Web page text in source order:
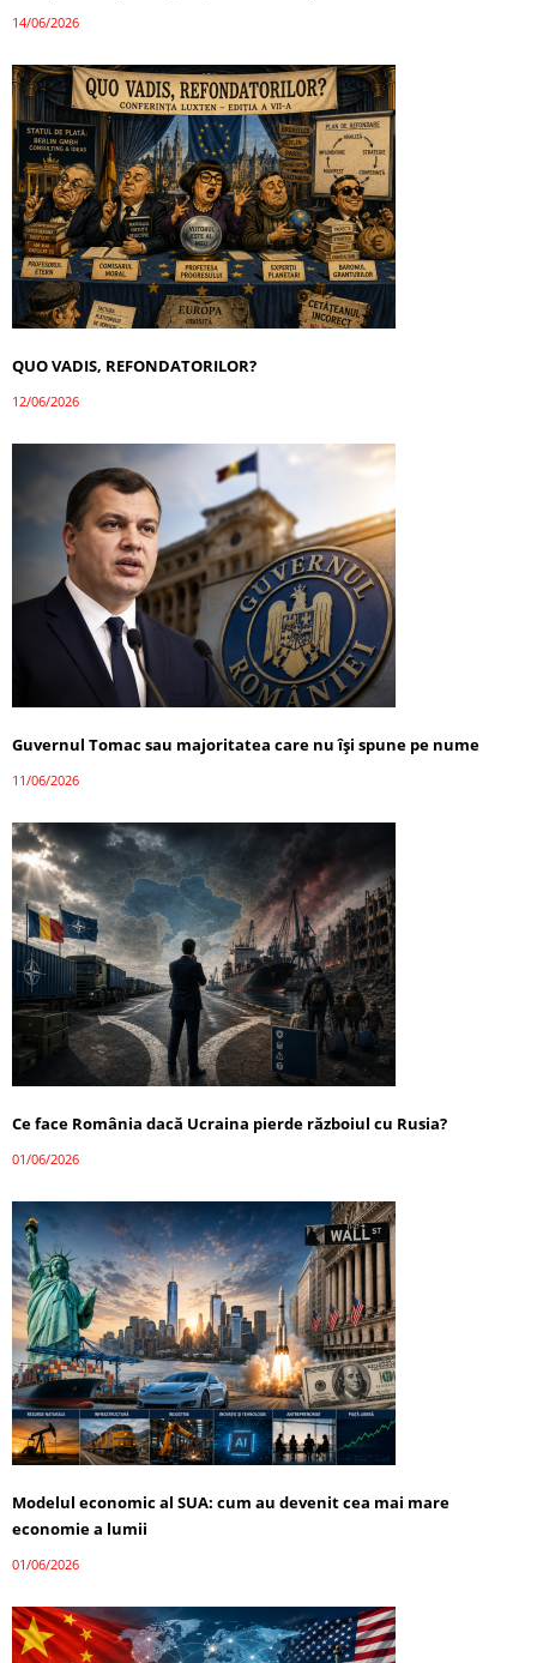
14/06/2026
QUO VADIS, REFONDATORILOR?
12/06/2026
Guvernul Tomac sau majoritatea care nu își spune pe nume
11/06/2026
Ce face România dacă Ucraina pierde războiul cu Rusia?
01/06/2026
Modelul economic al SUA: cum au devenit cea mai mare
economie a lumii
01/06/2026